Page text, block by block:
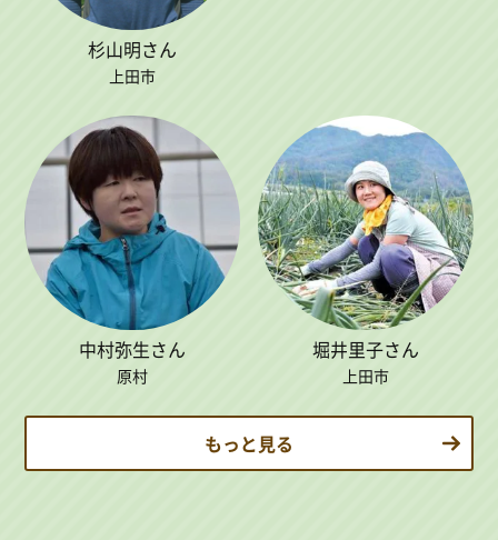
杉山明さん
上田市
中村弥生さん
原村
堀井里子さん
上田市
もっと見る